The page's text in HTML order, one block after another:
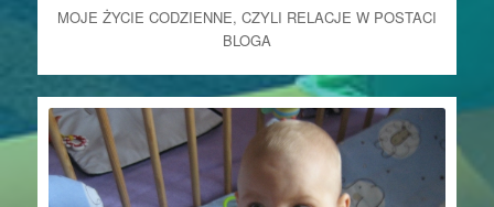
MOJE ŻYCIE CODZIENNE, CZYLI RELACJE W POSTACI
BLOGA